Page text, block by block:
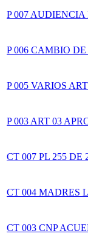
P 007
P 006 CAMBIO
P 005 VARIOS
P 003 ART 03
CT 007 PL 255
CT 004 MADRES
CT 003 CNP